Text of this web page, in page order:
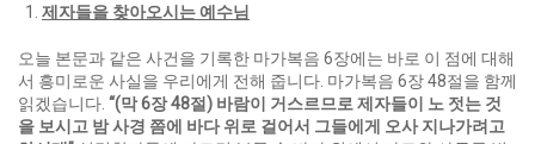
제자들을 찾아오시는 예수님
오늘 본문과 같은 사건을 기록한 마가복음 6장에는 바로 이 점에 대해
서 흥미로운 사실을 우리에게 전해 줍니다. 마가복음 6장 48절을 함께
읽겠습니다. “(막6장48절 ) 바람이 거스르므로 제자들이 노 젓는 것
을 보시고 밤 사경 쯤에 바다 위로 걸어서 그들에게 오사 지나가려고